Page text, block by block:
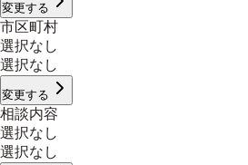
変更する
市区町村
選択なし
選択なし
変更する
相談内容
選択なし
選択なし